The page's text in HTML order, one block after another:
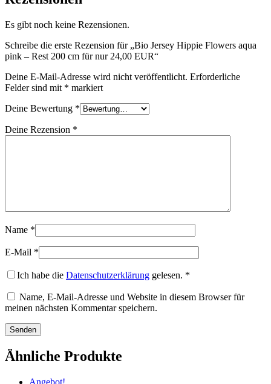
Es gibt noch keine Rezensionen.
Schreibe die erste Rezension für „Bio Jersey Hippie Flowers aqua
pink – Rest 200 cm für nur 24,00 EUR“
Deine E-Mail-Adresse wird nicht veröffentlicht. Erforderliche
Felder sind mit * markiert
Deine Bewertung *
Deine Rezension *
Name *
E-Mail *
Ich habe die Datenschutzerklärung gelesen. *
Name, E-Mail-Adresse und Website in diesem Browser für
meinen nächsten Kommentar speichern.
Ähnliche Produkte
Angebot!